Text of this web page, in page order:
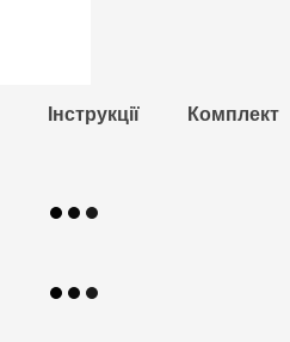
Інструкції Комплект